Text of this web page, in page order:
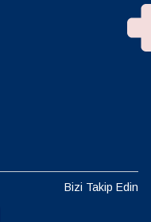
Bizi Takip Edin